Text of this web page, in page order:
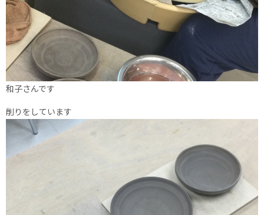
和子さんです
削りをしています